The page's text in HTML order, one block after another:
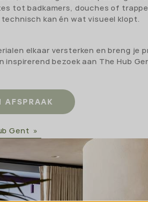
tot badkamers, douches of
kan én wat visueel klopt.
elkaar versterken en breng je
inspirerend bezoek aan The Hub
AFSPRAAK
Gent